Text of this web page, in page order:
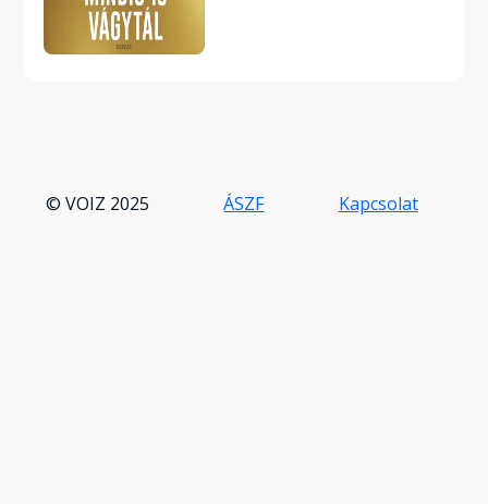
© VOIZ 2025 ÁSZF Kapcsolat